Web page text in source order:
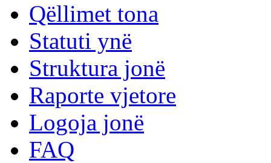
Qëllimet tona
Statuti ynë
Struktura jonë
Raporte vjetore
Logoja jonë
FAQ